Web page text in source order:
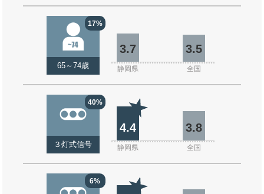
17%
65～74歳
3.7 3.5
静岡県 全国
40%
３灯式信号
4.4 3.8
静岡県 全国
6%